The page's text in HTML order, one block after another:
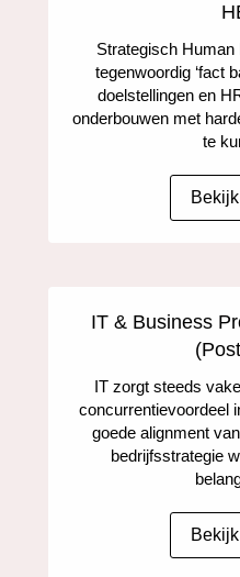
Strategisch
tegenwoordig ‘fact
doelstellingen en
onderbouwen met
te
IT & Business
IT zorgt steeds
concurrentievoordeel
goede alignment
bedrijfsstrategie